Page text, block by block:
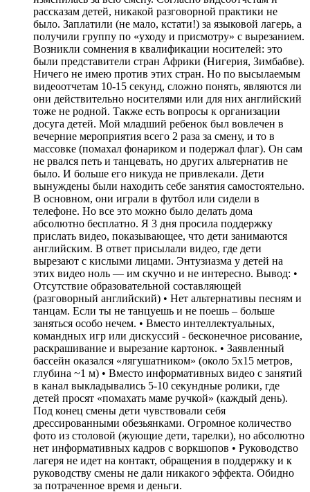
рассказам детей, никакой разговорной практики не
было. Заплатили (не мало, кстати!) за языковой лагерь, а
получили группу по «уходу и присмотру» с вырезанием.
Возникли сомнения в квалификации носителей: это
были представители стран Африки (Нигерия, Зимбабве).
Ничего не имею против этих стран. Но по высылаемым
видеоотчетам 10-15 секунд, сложно понять, являются ли
они действительно носителями или для них английский
тоже не родной. Также есть вопросы к организации
досуга детей. Мой младший ребенок был вовлечен в
вечерние мероприятия всего 2 раза за смену, и то в
массовке (помахал фонариком и подержал флаг). Он сам
не рвался петь и танцевать, но других альтернатив не
было. И больше его никуда не привлекали. Дети
вынуждены были находить себе занятия самостоятельно.
В основном, они играли в футбол или сидели в
телефоне. Но все это можно было делать дома
абсолютно бесплатно. Я 3 дня просила поддержку
прислать видео, показывающее, что дети занимаются
английским. В ответ присылали видео, где дети
вырезают с кислыми лицами. Энтузиазма у детей на
этих видео ноль — им скучно и не интересно. Вывод: •
Отсутствие образовательной составляющей
(разговорный английский) • Нет альтернативы песням и
танцам. Если ты не танцуешь и не поешь – больше
заняться особо нечем. • Вместо интеллектуальных,
командных игр или дискуссий - бесконечное рисование,
раскрашивание и вырезание картонок. • Заявленный
бассейн оказался «лягушатником» (около 5х15 метров,
глубина ~1 м) • Вместо информативных видео с занятий
в канал выкладывались 5-10 секундные ролики, где
детей просят «помахать маме ручкой» (каждый день).
Под конец смены дети чувствовали себя
дрессированными обезьянками. Огромное количество
фото из столовой (жующие дети, тарелки), но абсолютно
нет информативных кадров с воркшопов • Руководство
лагеря не идет на контакт, обращения в поддержку и к
руководству смены не дали никакого эффекта. Обидно
за потраченное время и деньги.